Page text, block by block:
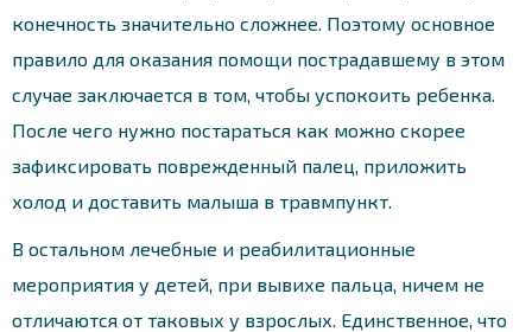
конечность значительно сложнее. Поэтому основное
правило для оказания помощи пострадавшему в этом
случае заключается в том, чтобы успокоить ребенка.
После чего нужно постараться как можно скорее
зафиксировать поврежденный палец, приложить
холод и доставить малыша в травмпункт.
В остальном лечебные и реабилитационные
мероприятия у детей, при вывихе пальца, ничем не
отличаются от таковых у взрослых. Единственное, что